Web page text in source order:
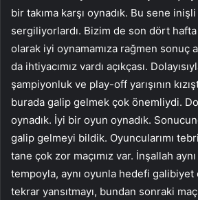
bir takıma karşı oynadık. Bu sene inişli
sergiliyorlardı. Bizim de son dört
olarak iyi oynamamıza rağmen sonuç
da ihtiyacımız vardı açıkçası.
şampiyonluk ve play-off yarışının
burada galip gelmek çok önemliydi.
oynadık. İyi bir oyun oynadık.
galip gelmeyi bildik. Oyuncularımı
tane çok zor maçımız var. İnşallah
tempoyla, aynı oyunla hedefi galibiyet
tekrar yansıtmayı, bundan sonraki